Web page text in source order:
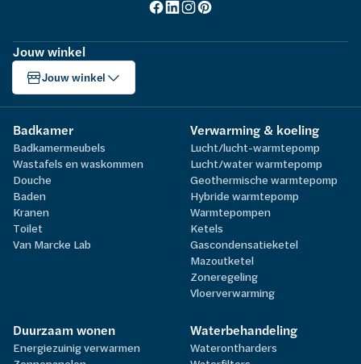
Jouw winkel
Jouw winkel
Badkamer
Badkamermeubels
Wastafels en waskommen
Douche
Baden
Kranen
Toilet
Van Marcke Lab
Verwarming & koeling
Lucht/lucht-warmtepomp
Lucht/water warmtepomp
Geothermische warmtepomp
Hybride warmtepomp
Warmtepompen
Ketels
Gascondensatieketel
Mazoutketel
Zoneregeling
Vloerverwarming
Duurzaam wonen
Energiezuinig verwarmen
Waterbehandeling
Waterontharders